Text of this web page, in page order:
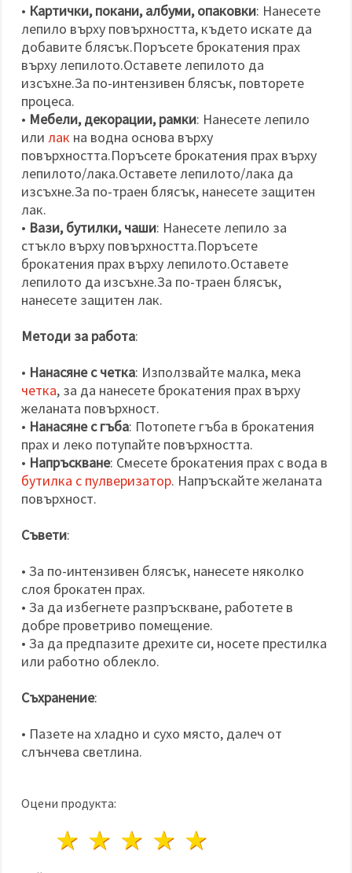
• Картички, покани, албуми, опаковки: Нанесете
лепило върху повърхността, където искате да
добавите блясък.Поръсете брокатения прах
върху лепилото.Оставете лепилото да
изсъхне.За по-интензивен блясък, повторете
процеса.
• Мебели, декорации, рамки: Нанесете лепило
или лак на водна основа върху
повърхността.Поръсете брокатения прах върху
лепилото/лака.Оставете лепилото/лака да
изсъхне.За по-траен блясък, нанесете защитен
лак.
• Вази, бутилки, чаши: Нанесете лепило за
стъкло върху повърхността.Поръсете
брокатения прах върху лепилото.Оставете
лепилото да изсъхне.За по-траен блясък,
нанесете защитен лак.
Методи за работа:
• Нанасяне с четка: Използвайте малка, мека
четка, за да нанесете брокатения прах върху
желаната повърхност.
• Нанасяне с гъба: Потопете гъба в брокатения
прах и леко потупайте повърхността.
• Напръскване: Смесете брокатения прах с вода в
бутилка с пулверизатор. Напръскайте желаната
повърхност.
Съвети:
• За по-интензивен блясък, нанесете няколко
слоя брокатен прах.
• За да избегнете разпръскване, работете в
добре проветриво помещение.
• За да предпазите дрехите си, носете престилка
или работно облекло.
Съхранение:
• Пазете на хладно и сухо място, далеч от
слънчева светлина.
Оцени продукта:
4 звезди
3 звезди
2 звезди
1 звезда